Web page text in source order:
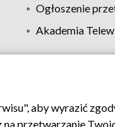
Ogłoszenie
Akademia
Regulamin TVP
aby wyrazić
przetwarzanie